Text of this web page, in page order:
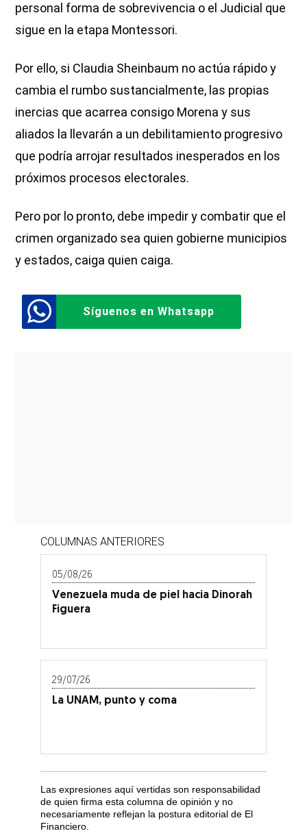
personal forma de sobrevivencia o el Judicial que
sigue en la etapa Montessori.
Por ello, si Claudia Sheinbaum no actúa rápido y
cambia el rumbo sustancialmente, las propias
inercias que acarrea consigo Morena y sus
aliados la llevarán a un debilitamiento progresivo
que podría arrojar resultados inesperados en los
próximos procesos electorales.
Pero por lo pronto, debe impedir y combatir que el
crimen organizado sea quien gobierne municipios
y estados, caiga quien caiga.
Síguenos en Whatsapp
COLUMNAS ANTERIORES
05/08/26
Venezuela muda de piel hacia Dinorah
Figuera
29/07/26
La UNAM, punto y coma
Las expresiones aquí vertidas son responsabilidad
de quien firma esta columna de opinión y no
necesariamente reflejan la postura editorial de El
Financiero.